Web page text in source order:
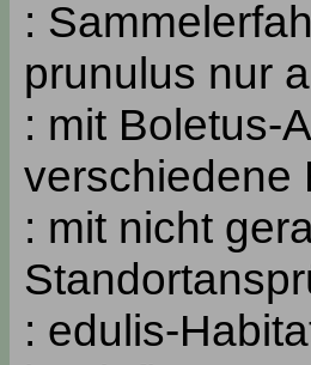
:
prunulus nur
: mit Boletus-
verschiedene
: mit nicht
: edulis-